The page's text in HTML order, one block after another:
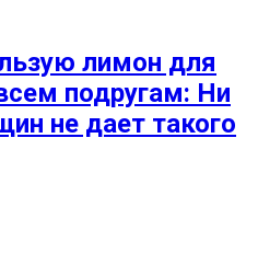
лимон для
подругам: Ни
не дает такого